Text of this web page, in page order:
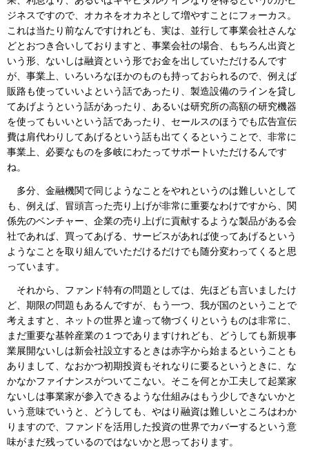
ジネスですので、オカネをオカネとして増やすことにフォーカス。
これは当たり前なんですけれども、実は、並行して事業会社さんな
どとおつき合いしておりますと、事業会社の場合、もちろん出資と
いう形、ないしは融資という形でお金を出していただけるんです
が、事業上、いろいろなほかのものも持っておられるので、例えば
販路も使っていいよという話であったり、製造設備のラインを貸し
てあげようという話があったり、あるいは研究所の高額の研究機器
を使ってもいいという話であったり、セールスのほうでも広告宣伝
費は肩代わりしてあげるという話も出てくるということで、非常に
事業上、必要なものを多岐にわたってサポートいただけるんです
ね。
多分、金融機関で同じようなことをやれというのは難しいとして
も、例えば、冒頭言った売り上げが非常に重要なわけですから、関
係先のベンチャー、企業の売り上げに貢献するような製品がある会
社であれば、買ってあげる、サービスがあれば使ってあげるという
ようなことを取り組んでいただけるだけでも随分変わってくると思
っています。
それから、ファンド特有の問題としては、先ほども言いましたけ
ど、期限の問題もあるんですが、もう一つ、我が国のということで
考えますと、ネットの世界と違って物づくりというものは非常に、
まだ重要な基幹産業の１つでありますけれども、どうしても新規事
業展開ないしは新会社設立するときは赤字から始まるということも
ありまして、なおかつ初期投資もそれなりに要るというときに、な
かなかファイナンスがついてこない。そこを何とか工夫して起業家
ないしは事業家が参入できるような仕組みはもう少しできないかと
いう意味でいうと、どうしても、やはり融資は難しいところはわか
りますので、ファンドを活用した投資の世界でカバーするという意
味がまだ残っているのではないかと思っております。